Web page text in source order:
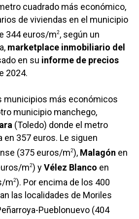
cuadrado más económico,
de viviendas en el municipio
344 euros/m2, según un
marketplace inmobiliario del
en su informe de precios
2024.
municipios más económicos
municipio manchego,
(Toledo) donde el metro
en 357 euros. Le siguen
(375 euros/m2), Malagón en
m2) yVélez Blanco en
m2). Por encima de los 400
las localidades de Moriles
Pueblonuevo (404